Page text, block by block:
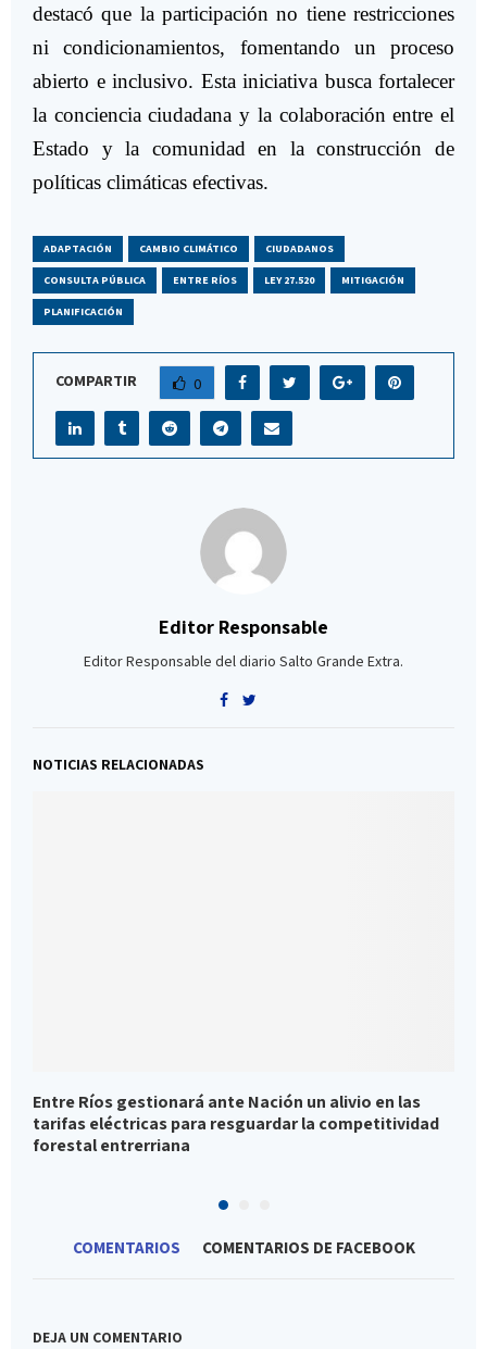
destacó que la participación no tiene restricciones
ni condicionamientos, fomentando un proceso
abierto e inclusivo. Esta iniciativa busca fortalecer
la conciencia ciudadana y la colaboración entre el
Estado y la comunidad en la construcción de
políticas climáticas efectivas.
ADAPTACIÓN CAMBIO CLIMÁTICO CIUDADANOS
CONSULTA PÚBLICA ENTRE RÍOS LEY 27.520 MITIGACIÓN
PLANIFICACIÓN
COMPARTIR 0
Editor Responsable
Editor Responsable del diario Salto Grande Extra.
NOTICIAS RELACIONADAS
Entre Ríos gestionará ante Nación un alivio en las
tarifas eléctricas para resguardar la competitividad
forestal entrerriana
COMENTARIOS COMENTARIOS DE FACEBOOK
DEJA UN COMENTARIO